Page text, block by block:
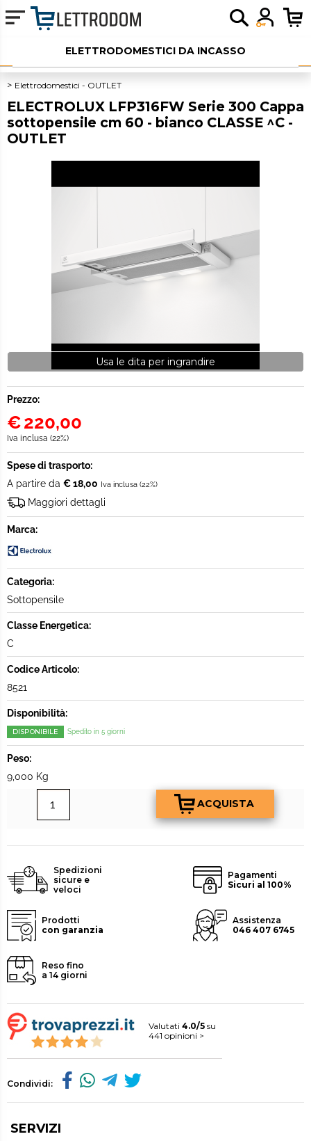
ELETTRODOMESTICI DA INCASSO
ELETTRODOMESTICI LIBERA INSTALLAZIONE
PICCOLI ELETTRODOMESTICI
Elettrodomestici - OUTLET
ELECTROLUX LFP316FW Serie 300 Cappa
sottopensile cm 60 - bianco CLASSE ^C -
OUTLET
Usa le dita per ingrandire
Prezzo:
€220,00
Iva inclusa (22%)
Spese di trasporto:
A partire da € 18,00 Iva inclusa (22%)
Maggiori dettagli
Marca:
Categoria:
Sottopensile
Classe Energetica:
C
Codice Articolo:
8521
Disponibilità:
DISPONIBILE Spedito in 5 giorni
Peso:
9,000 Kg
Spedizioni
sicure e
veloci
Pagamenti
Sicuri al 100%
Prodotti
con garanzia
Assistenza
046 407 6745
Reso fino
a 14 giorni
Valutati 4.0/5 su
441 opinioni >
Condividi:
SERVIZI